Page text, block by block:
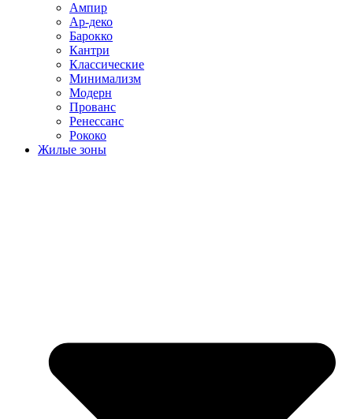
Ампир
Ар-деко
Барокко
Кантри
Классические
Минимализм
Модерн
Прованс
Ренессанс
Рококо
Жилые зоны